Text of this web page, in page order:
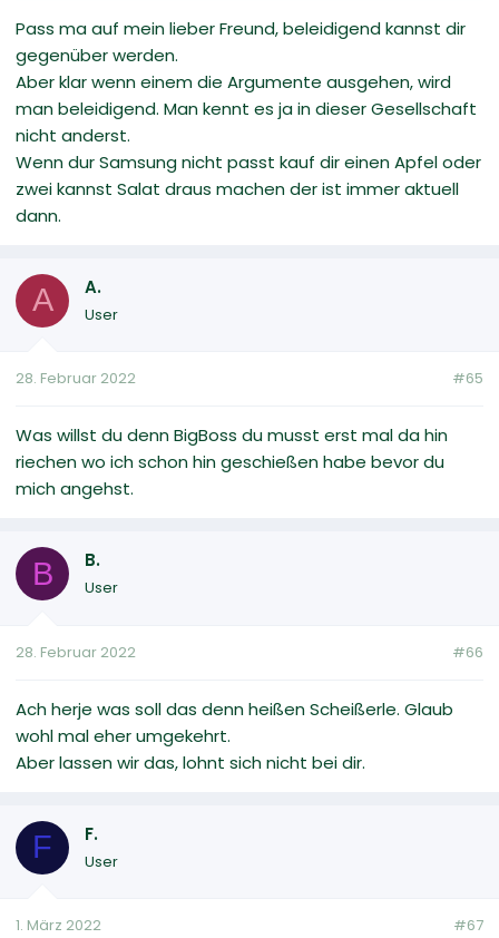
Pass ma auf mein lieber Freund, beleidigend kannst dir
gegenüber werden.
Aber klar wenn einem die Argumente ausgehen, wird
man beleidigend. Man kennt es ja in dieser Gesellschaft
nicht anderst.
Wenn dur Samsung nicht passt kauf dir einen Apfel oder
zwei kannst Salat draus machen der ist immer aktuell
dann.
A A.
User
28. Februar 2022 #65
Was willst du denn BigBoss du musst erst mal da hin
riechen wo ich schon hin geschießen habe bevor du
mich angehst.
B B.
User
28. Februar 2022 #66
Ach herje was soll das denn heißen Scheißerle. Glaub
wohl mal eher umgekehrt.
Aber lassen wir das, lohnt sich nicht bei dir.
F F.
User
1. März 2022 #67